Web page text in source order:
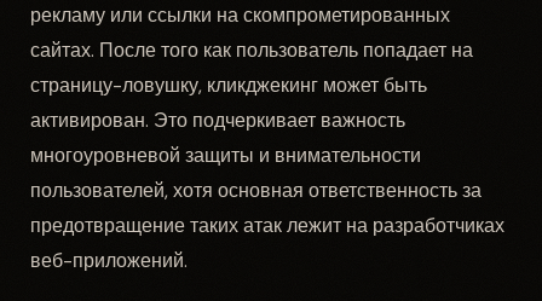
рекламу или ссылки на скомпрометированных
сайтах. После того как пользователь попадает на
страницу-ловушку, кликджекинг может быть
активирован. Это подчеркивает важность
многоуровневой защиты и внимательности
пользователей, хотя основная ответственность за
предотвращение таких атак лежит на разработчиках
веб-приложений.